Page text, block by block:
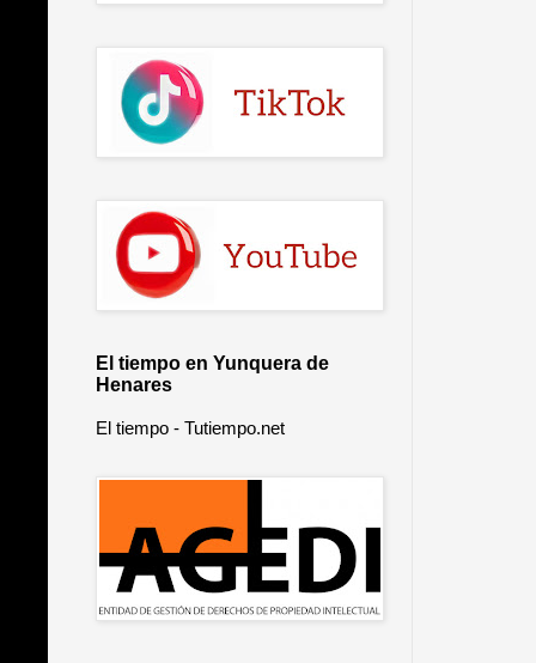
El tiempo en Yunquera de
Henares
El tiempo - Tutiempo.net